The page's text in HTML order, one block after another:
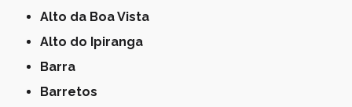
Alto da Boa Vista
Alto do Ipiranga
Barra
Barretos